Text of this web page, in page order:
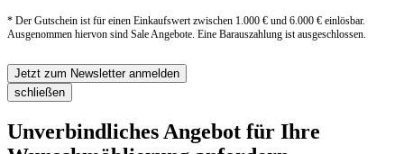
* Der Gutschein ist für einen Einkaufswert zwischen 1.000 € und 6.000 € einlösbar.
Ausgenommen hiervon sind Sale Angebote. Eine Barauszahlung ist ausgeschlossen.
Jetzt zum Newsletter anmelden
schließen
Unverbindliches Angebot für Ihre